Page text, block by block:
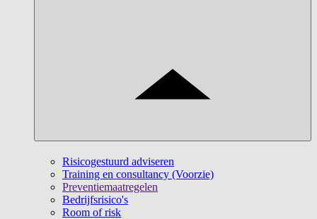
Risicogestuurd adviseren
Training en consultancy (Voorzie)
Preventiemaatregelen
Bedrijfsrisico's
Room of risk